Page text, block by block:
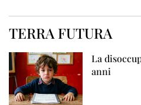
TERRA FUTURA
La
anni